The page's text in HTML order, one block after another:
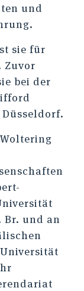
und
sie für
Zuvor
bei der
Br. und an